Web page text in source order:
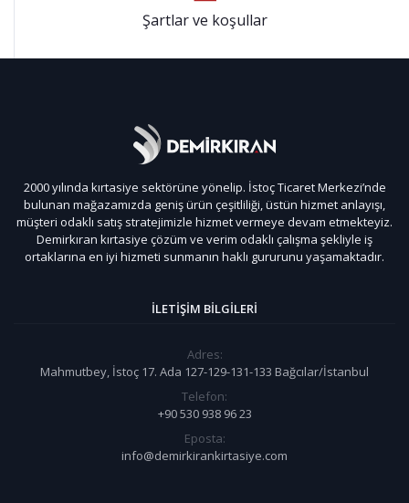
Şartlar ve koşullar
2000 yılında kırtasiye sektörüne yönelip. İstoç Ticaret Merkezi’nde
bulunan mağazamızda geniş ürün çeşitliliği, üstün hizmet anlayışı,
müşteri odaklı satış stratejimizle hizmet vermeye devam etmekteyiz.
Demirkıran kırtasiye çözüm ve verim odaklı çalışma şekliyle iş
ortaklarına en iyi hizmeti sunmanın haklı gururunu yaşamaktadır.
İLETIŞIM BILGILERI
Adres:
Mahmutbey, İstoç 17. Ada 127-129-131-133 Bağcılar/İstanbul
Telefon:
+90 530 938 96 23
Eposta:
info@demirkirankirtasiye.com